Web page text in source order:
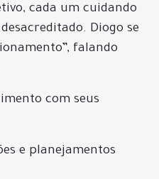
cada um cuidando
Diogo se
falando
com seus
e planejamentos